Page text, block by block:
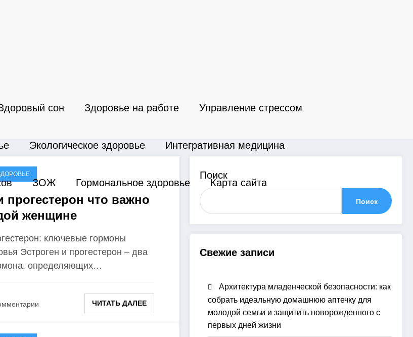
сон Здоровье на работе Управление стрессом
Экологическое здоровье Интегративная медицина
ЗОЖ Гормональное здоровье Карта сайта
прогестерон что важно
женщине
ключевые гормоны
Эстроген и прогестерон – два
определяющих…
ЧИТАТЬ ДАЛЕЕ
Поиск
Поиск
Свежие записи
Архитектура младенческой безопасности: как
собрать идеальную домашнюю аптечку для
молодой семьи и защитить новорожденного с
первых дней жизни